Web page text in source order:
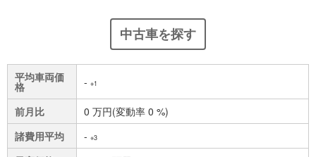
中古車を探す
平均車両価
格 - ※1
前月比
0 万円(変動率 0 %)
諸費用平均
- ※3